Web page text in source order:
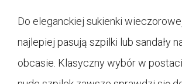
Do eleganckiej sukienki
najlepiej pasują szpilki lub sandały
obcasie. Klasyczny wybór w